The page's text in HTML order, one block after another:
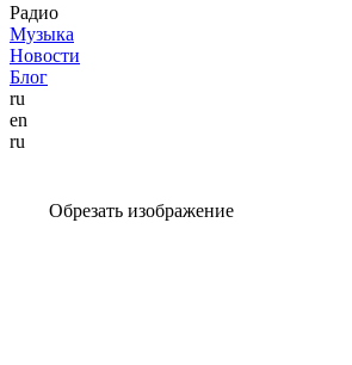
Радио
Музыка
Новости
Блог
ru
en
ru
Обрезать изображение